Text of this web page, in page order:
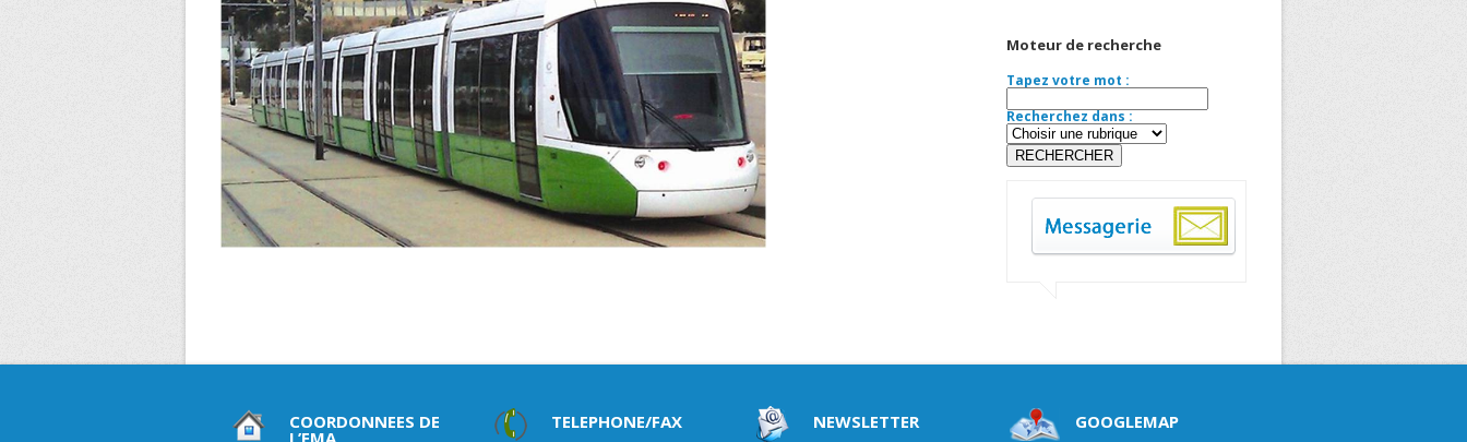
Moteur de recherche
Tapez votre mot :
Recherchez dans :
COORDONNEES DE
L’EMA
TELEPHONE/FAX NEWSLETTER GOOGLEMAP